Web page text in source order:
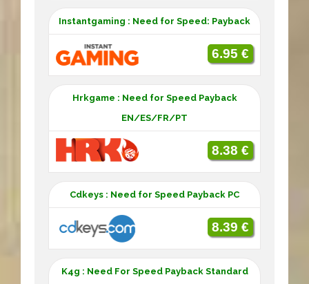
Instantgaming : Need for Speed: Payback
6.95 €
Hrkgame : Need for Speed Payback
EN/ES/FR/PT
8.38 €
Cdkeys : Need for Speed Payback PC
8.39 €
K4g : Need For Speed Payback Standard